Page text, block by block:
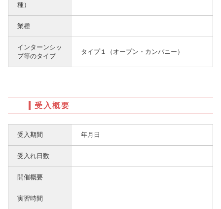
種）
業種
インターンシッ
プ等のタイプ
タイプ１（オープン・カンパニー）
受入概要
受入期間 年月日
受入れ日数
開催概要
実習時間